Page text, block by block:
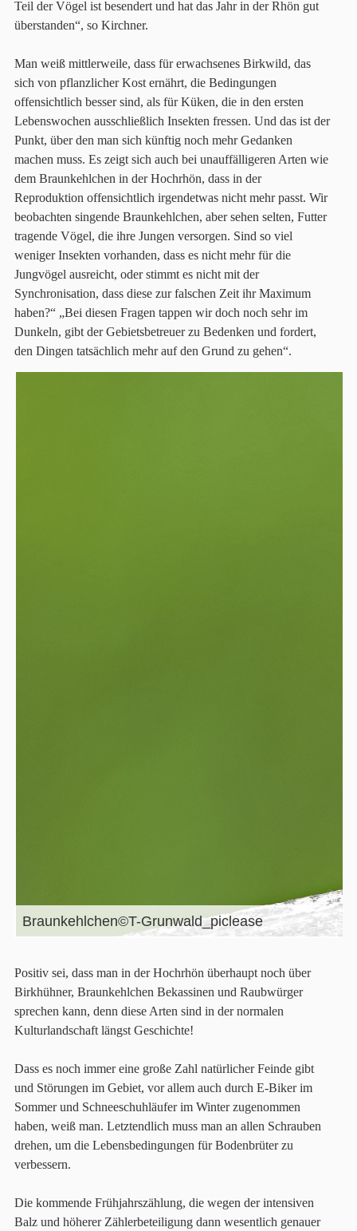
Teil der Vögel ist besendert und hat das Jahr in der Rhön gut
überstanden“, so Kirchner.
Man weiß mittlerweile, dass für erwachsenes Birkwild, das
sich von pflanzlicher Kost ernährt, die Bedingungen
offensichtlich besser sind, als für Küken, die in den ersten
Lebenswochen ausschließlich Insekten fressen. Und das ist der
Punkt, über den man sich künftig noch mehr Gedanken
machen muss. Es zeigt sich auch bei unauffälligeren Arten wie
dem Braunkehlchen in der Hochrhön, dass in der
Reproduktion offensichtlich irgendetwas nicht mehr passt. Wir
beobachten singende Braunkehlchen, aber sehen selten, Futter
tragende Vögel, die ihre Jungen versorgen. Sind so viel
weniger Insekten vorhanden, dass es nicht mehr für die
Jungvögel ausreicht, oder stimmt es nicht mit der
Synchronisation, dass diese zur falschen Zeit ihr Maximum
haben?“ „Bei diesen Fragen tappen wir doch noch sehr im
Dunkeln, gibt der Gebietsbetreuer zu Bedenken und fordert,
den Dingen tatsächlich mehr auf den Grund zu gehen“.
Braunkehlchen©T-Grunwald_piclease
Positiv sei, dass man in der Hochrhön überhaupt noch über
Birkhühner, Braunkehlchen Bekassinen und Raubwürger
sprechen kann, denn diese Arten sind in der normalen
Kulturlandschaft längst Geschichte!
Dass es noch immer eine große Zahl natürlicher Feinde gibt
und Störungen im Gebiet, vor allem auch durch E-Biker im
Sommer und Schneeschuhläufer im Winter zugenommen
haben, weiß man. Letztendlich muss man an allen Schrauben
drehen, um die Lebensbedingungen für Bodenbrüter zu
verbessern.
Die kommende Frühjahrszählung, die wegen der intensiven
Balz und höherer Zählerbeteiligung dann wesentlich genauer